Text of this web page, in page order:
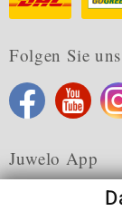
Folgen Sie
Juwelo App